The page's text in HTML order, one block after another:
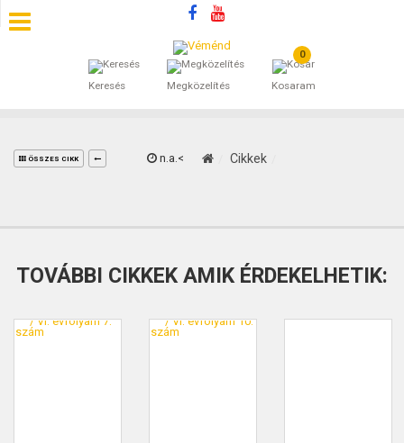
Keresés Megközelítés
0
Kosaram
SZÁLLÁSOK
ÁLTALÁNOS SZERZŐDÉSI FELTÉTELEK
ÖSSZES CIKK n.a.< Cikkek
TOVÁBBI CIKKEK AMIK ÉRDEKELHETIK: